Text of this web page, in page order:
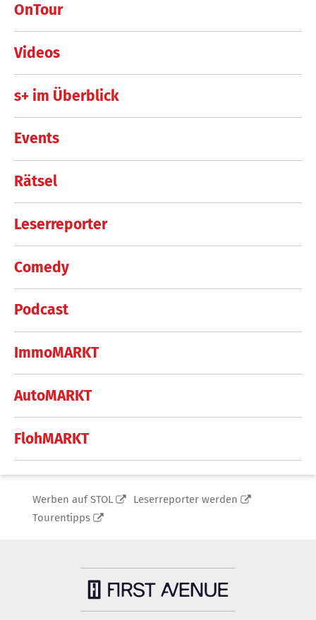
OnTour
Videos
s+ im Überblick
Events
Rätsel
Leserreporter
Comedy
Podcast
ImmoMARKT
AutoMARKT
FlohMARKT
Werben auf STOL
Leserreporter werden
Tourentipps